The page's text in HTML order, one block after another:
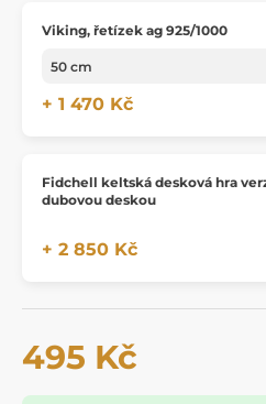
Viking, řetízek ag 925/1000
+ 1 470 Kč
Fidchell keltská desková hra
dubovou deskou
+ 2 850 Kč
495 Kč